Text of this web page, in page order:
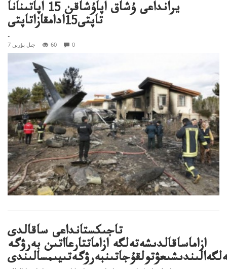
يرانداعى ۇشاق اپاۇشاقن 15 اپاتىنانا
تاپتى15ادامقازاتاپتى
..
7 جىل بۇرىن 60 0
تاجىكستانداعى ساقالدى
ازاماساقالدىشەتەلگە ازاماتتارعااتىن بەرۋگە